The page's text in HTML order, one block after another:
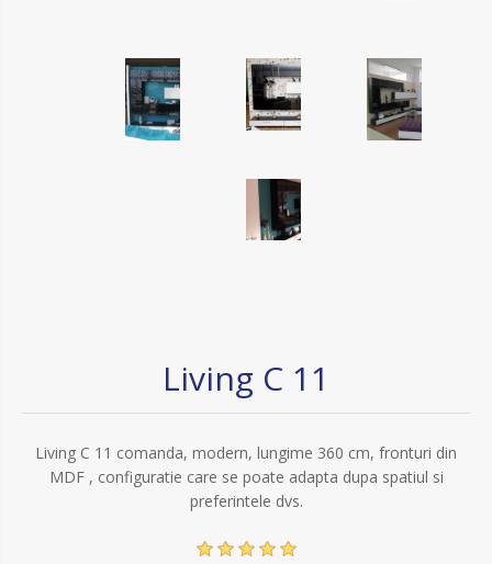
Living C 11
Living C 11 comanda, modern, lungime 360 cm, fronturi din
MDF , configuratie care se poate adapta dupa spatiul si
preferintele dvs.